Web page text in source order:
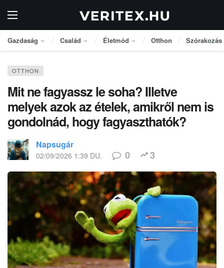
Gazdaság Család Életmód Otthon Szórakozás
OTTHON
Mit ne fagyassz le soha? Illetve
melyek azok az ételek, amikről nem is
gondolnád, hogy fagyaszthatók?
Napsugár
02/09/2026 1:39 DU. 0 3